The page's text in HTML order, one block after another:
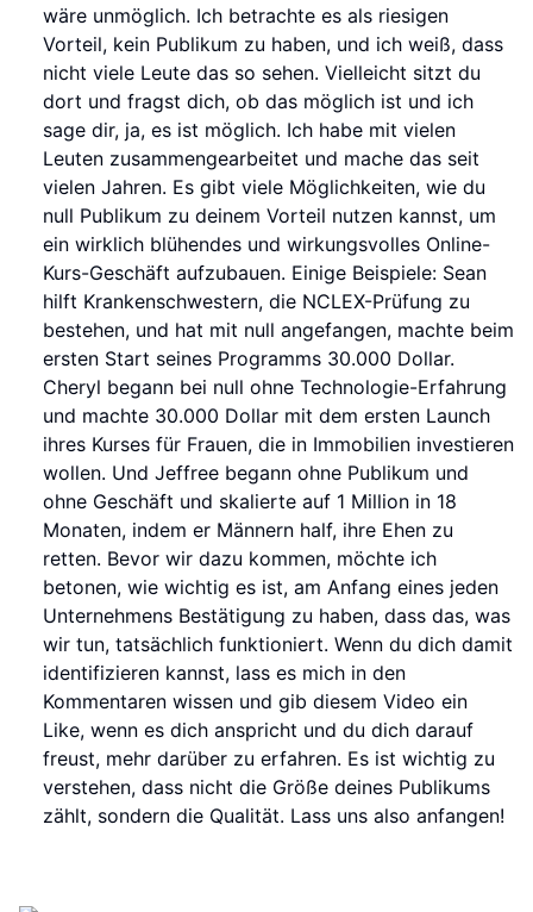
wäre unmöglich. Ich betrachte es als riesigen
Vorteil, kein Publikum zu haben, und ich weiß, dass
nicht viele Leute das so sehen. Vielleicht sitzt du
dort und fragst dich, ob das möglich ist und ich
sage dir, ja, es ist möglich. Ich habe mit vielen
Leuten zusammengearbeitet und mache das seit
vielen Jahren. Es gibt viele Möglichkeiten, wie du
null Publikum zu deinem Vorteil nutzen kannst, um
ein wirklich blühendes und wirkungsvolles Online-
Kurs-Geschäft aufzubauen. Einige Beispiele: Sean
hilft Krankenschwestern, die NCLEX-Prüfung zu
bestehen, und hat mit null angefangen, machte beim
ersten Start seines Programms 30.000 Dollar.
Cheryl begann bei null ohne Technologie-Erfahrung
und machte 30.000 Dollar mit dem ersten Launch
ihres Kurses für Frauen, die in Immobilien investieren
wollen. Und Jeffree begann ohne Publikum und
ohne Geschäft und skalierte auf 1 Million in 18
Monaten, indem er Männern half, ihre Ehen zu
retten. Bevor wir dazu kommen, möchte ich
betonen, wie wichtig es ist, am Anfang eines jeden
Unternehmens Bestätigung zu haben, dass das, was
wir tun, tatsächlich funktioniert. Wenn du dich damit
identifizieren kannst, lass es mich in den
Kommentaren wissen und gib diesem Video ein
Like, wenn es dich anspricht und du dich darauf
freust, mehr darüber zu erfahren. Es ist wichtig zu
verstehen, dass nicht die Größe deines Publikums
zählt, sondern die Qualität. Lass uns also anfangen!